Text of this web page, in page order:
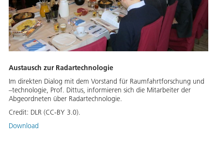
Austausch zur Radartechnologie
Im direkten Dialog mit dem Vorstand für Raumfahrtforschung und
–technologie, Prof. Dittus, informieren sich die Mitarbeiter der
Abgeordneten über Radartechnologie.
Credit: DLR (CC-BY 3.0).
Download